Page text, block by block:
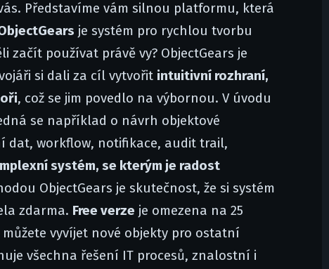
Představíme vám silnou platformu, která
je systém pro rychlou tvorbu
začít používat právě vy? ObjectGears je
si dali za cíl vytvořit intuitivní rozhraní,
, což se jim povedlo na výbornou. V úvodu
se například o návrh objektové
dat, workflow, notifikace, audit trail,
systém, se kterým je radost
ObjectGears je skutečnost, že si systém
zdarma. Free verze je omezena na 25
vyvíjet nové objekty pro ostatní
všechna řešení IT procesů, znalostní i